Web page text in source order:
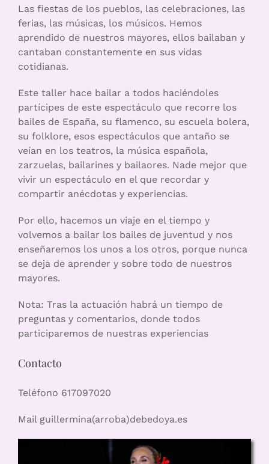
Las fiestas de los pueblos, las celebraciones, las
ferias, las músicas, los músicos. Hemos
aprendido de nuestros mayores, ellos bailaban y
cantaban constantemente en sus vidas
cotidianas.
Este taller hace bailar a todos haciéndoles
partícipes de este espectáculo que recorre los
bailes de España, su flamenco, su escuela bolera,
su folklore, esos espectáculos que antaño se
veían en los teatros, la música española,
zarzuelas, bailarines y bailaores. Nade mejor que
vivir un espectáculo en el que recordar y
compartir anécdotas y experiencias.
Por ello, hacemos un viaje en el tiempo y
volvemos a bailar los bailes de juventud y nos
enseñaremos los unos a los otros, porque nunca
se deja de aprender y sobre todo de nuestros
mayores.
Nota: Tras la actuación habrá un tiempo de
preguntas y comentarios, donde todos
participaremos de nuestras experiencias
Contacto
Teléfono 617097020
Mail guillermina(arroba)debedoya.es